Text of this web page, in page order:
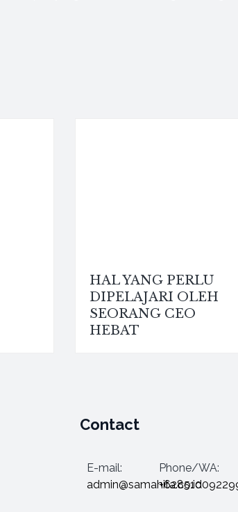
HAL YANG PERLU
DIPELAJARI OLEH
SEORANG CEO
HEBAT
Contact
E-mail:
admin@samahita.co.id
Phone/WA: